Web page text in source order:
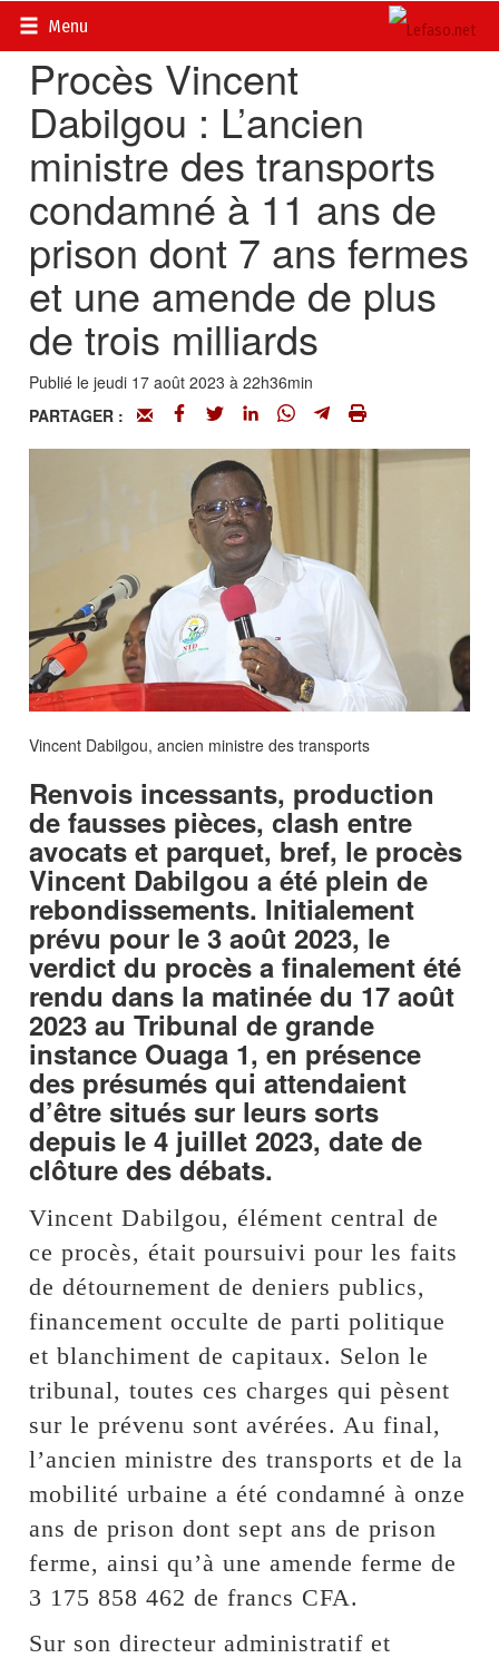
Menu
Accueil> Procès Vincent Dabilgou
Procès Vincent
Dabilgou : L’ancien
ministre des transports
condamné à 11 ans de
prison dont 7 ans fermes
et une amende de plus
de trois milliards
Publié le jeudi 17 août 2023 à 22h36min
PARTAGER :
Vincent Dabilgou, ancien ministre des transports
Renvois incessants, production
de fausses pièces, clash entre
avocats et parquet, bref, le procès
Vincent Dabilgou a été plein de
rebondissements. Initialement
prévu pour le 3 août 2023, le
verdict du procès a finalement été
rendu dans la matinée du 17 août
2023 au Tribunal de grande
instance Ouaga 1, en présence
des présumés qui attendaient
d’être situés sur leurs sorts
depuis le 4 juillet 2023, date de
clôture des débats.
Vincent Dabilgou, élément central de
ce procès, était poursuivi pour les faits
de détournement de deniers publics,
financement occulte de parti politique
et blanchiment de capitaux. Selon le
tribunal, toutes ces charges qui pèsent
sur le prévenu sont avérées. Au final,
l’ancien ministre des transports et de la
mobilité urbaine a été condamné à onze
ans de prison dont sept ans de prison
ferme, ainsi qu’à une amende ferme de
3 175 858 462 de francs CFA.
Sur son directeur administratif et